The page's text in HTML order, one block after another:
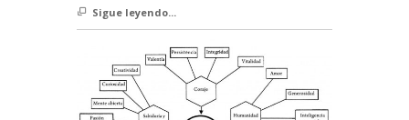
Sigue leyendo...